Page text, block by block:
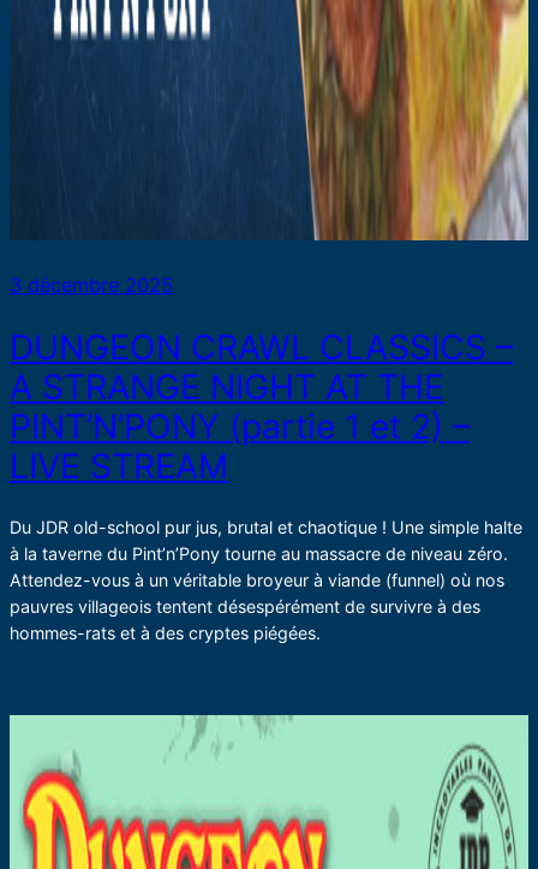
3 décembre 2025
DUNGEON CRAWL CLASSICS –
A STRANGE NIGHT AT THE
PINT’N’PONY (partie 1 et 2) –
LIVE STREAM
Du JDR old-school pur jus, brutal et chaotique ! Une simple halte
à la taverne du Pint’n’Pony tourne au massacre de niveau zéro.
Attendez-vous à un véritable broyeur à viande (funnel) où nos
pauvres villageois tentent désespérément de survivre à des
hommes-rats et à des cryptes piégées.